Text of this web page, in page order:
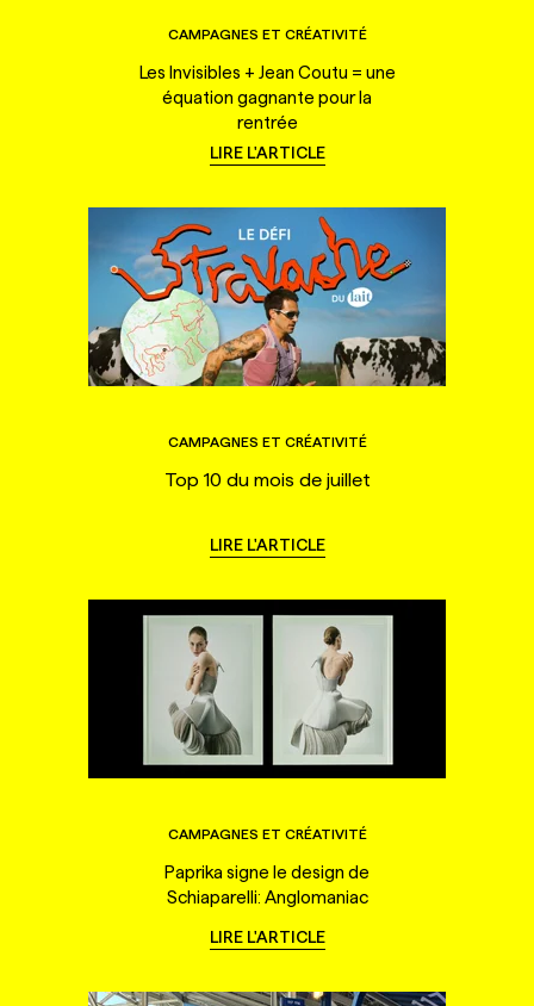
CAMPAGNES ET CRÉATIVITÉ
Les Invisibles + Jean Coutu = une
équation gagnante pour la
rentrée
LIRE L'ARTICLE
CAMPAGNES ET CRÉATIVITÉ
Top 10 du mois de juillet
LIRE L'ARTICLE
CAMPAGNES ET CRÉATIVITÉ
Paprika signe le design de
Schiaparelli: Anglomaniac
LIRE L'ARTICLE